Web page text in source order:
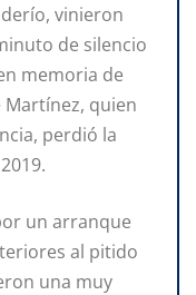
vinieron
de silencio
memoria de
Martínez, quien
perdió la
un arranque
al pitido
una muy